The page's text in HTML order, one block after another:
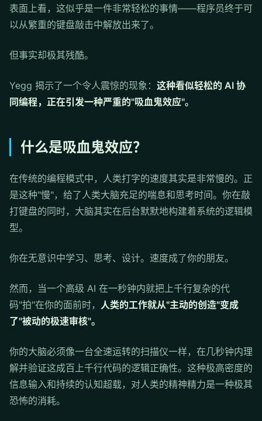
表面上看，这似乎是一件非常轻松的事情——程序员终于可
以从繁重的键盘敲击中解放出来了。
但事实却极其残酷。
Yegg 揭示了一个令人震惊的现象： 这种看似轻松的 AI 协
同编程，正在引发一种严重的"吸血鬼效应"。
什么是吸血鬼效应？
在传统的编程模式中，人类打字的速度其实是非常慢的。正
是这种"慢"，给了人类大脑充足的喘息和思考时间。你在敲
打键盘的同时，大脑其实在后台默默地构建着系统的逻辑模
型。
你在无意识中学习、思考、设计。速度成了你的朋友。
然而，当一个高级 AI 在一秒钟内就把上千行复杂的代
码"拍"在你的面前时， 人类的工作就从"主动的创造"变成
了"被动的极速审核"。
你的大脑必须像一台全速运转的扫描仪一样，在几秒钟内理
解并验证这成百上千行代码的逻辑正确性。这种极高密度的
信息输入和持续的认知超载，对人类的精神精力是一种极其
恐怖的消耗。